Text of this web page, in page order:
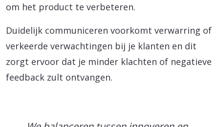
om het product te verbeteren.
Duidelijk communiceren voorkomt verwarring of
verkeerde verwachtingen bij je klanten en dit
zorgt ervoor dat je minder klachten of negatieve
feedback zult ontvangen.